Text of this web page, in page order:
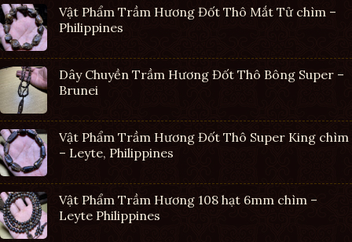
Vật Phẩm Trầm Hương Đốt Thô Mắt Tử chìm –
Philippines
Dây Chuyền Trầm Hương Đốt Thô Bông Super –
Brunei
Vật Phẩm Trầm Hương Đốt Thô Super King chìm
– Leyte, Philippines
Vật Phẩm Trầm Hương 108 hạt 6mm chìm –
Leyte Philippines